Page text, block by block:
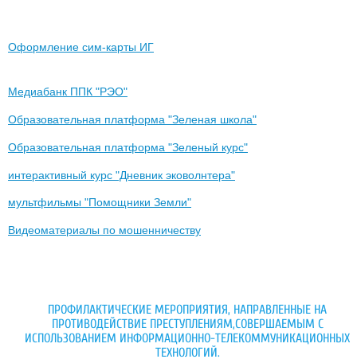
Оформление сим-карты ИГ
Медиабанк ППК "РЭО"
Образовательная платформа "Зеленая школа"
Образовательная платформа "Зеленый курс"
интерактивный курс "Дневник эковолнтера"
мультфильмы "Помощники Земли"
Видеоматериалы по мошенничеству
ПРОФИЛАКТИЧЕСКИЕ МЕРОПРИЯТИЯ, НАПРАВЛЕННЫЕ НА
ПРОТИВОДЕЙСТВИЕ ПРЕСТУПЛЕНИЯМ,СОВЕРШАЕМЫМ С
ИСПОЛЬЗОВАНИЕМ ИНФОРМАЦИОННО-ТЕЛЕКОММУНИКАЦИОННЫХ
ТЕХНОЛОГИЙ.